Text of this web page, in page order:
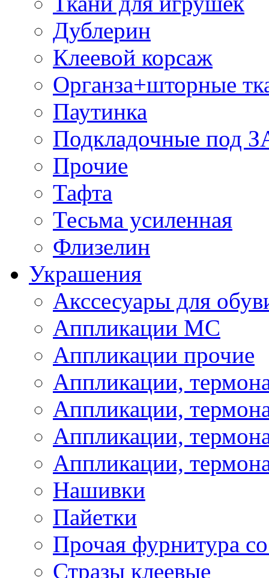
Дублерин
Клеевой корсаж
Органза+шторные
Паутинка
Подкладочные под
Прочие
Тафта
Тесьма усиленная
Флизелин
Украшения
Акссесуары для
Аппликации МС
Аппликации прочие
Аппликации,
Аппликации,
Аппликации,
Аппликации,
Нашивки
Пайетки
Прочая фурнитура
Стразы клеевые